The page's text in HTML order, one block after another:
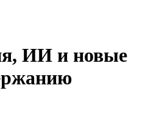
ИИ и новые